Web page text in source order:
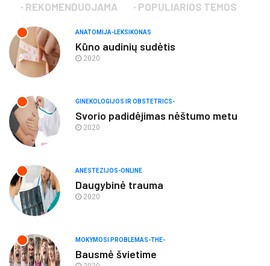
REKOMENDUOJAMA
POPULIARIOS TEMOS
ANATOMIJA-LEKSIKONAS
Kūno audinių sudėtis
2020
GINEKOLOGIJOS IR OBSTETRICS-
Svorio padidėjimas nėštumo metu
2020
ANESTEZIJOS-ONLINE
Daugybinė trauma
2020
MOKYMOSI PROBLEMAS-THE-
Bausmė švietime